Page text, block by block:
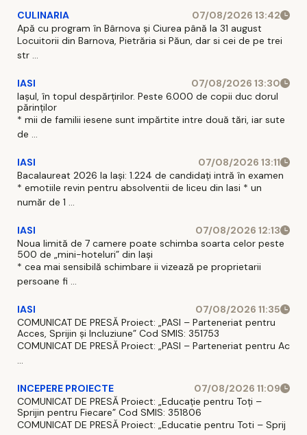
CULINARIA
07/08/2026 13:42
Apă cu program în Bârnova și Ciurea până la 31 august
Locuitorii din Barnova, Pietrăria si Păun, dar si cei de pe trei
str ...
IASI
07/08/2026 13:30
Iașul, în topul despărțirilor. Peste 6.000 de copii duc dorul
părinților
* mii de familii iesene sunt impărtite intre două tări, iar sute
de ...
IASI
07/08/2026 13:11
Bacalaureat 2026 la Iași: 1.224 de candidați intră în examen
* emotiile revin pentru absolventii de liceu din Iasi * un
număr de 1 ...
IASI
07/08/2026 12:13
Noua limită de 7 camere poate schimba soarta celor peste
500 de „mini-hoteluri” din Iași
* cea mai sensibilă schimbare ii vizează pe proprietarii
persoane fi ...
IASI
07/08/2026 11:35
COMUNICAT DE PRESĂ Proiect: „PASI – Parteneriat pentru
Acces, Sprijin și Incluziune” Cod SMIS: 351753
COMUNICAT DE PRESĂ Proiect: „PASI – Parteneriat pentru Ac
...
INCEPERE PROIECTE
07/08/2026 11:09
COMUNICAT DE PRESĂ Proiect: „Educație pentru Toți –
Sprijin pentru Fiecare” Cod SMIS: 351806
COMUNICAT DE PRESĂ Proiect: „Educatie pentru Toti – Sprij